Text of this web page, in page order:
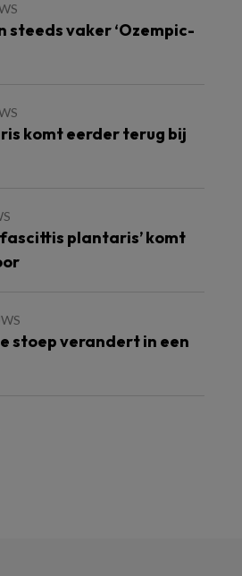
steeds vaker ‘Ozempic-
komt eerder terug bij
plantaris’ komt
stoep verandert in een